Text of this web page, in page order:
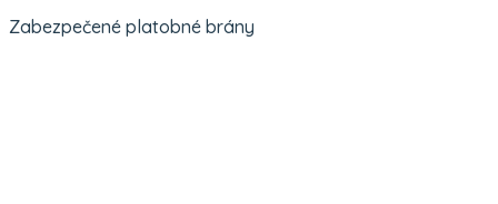
Zabezpečené platobné brány